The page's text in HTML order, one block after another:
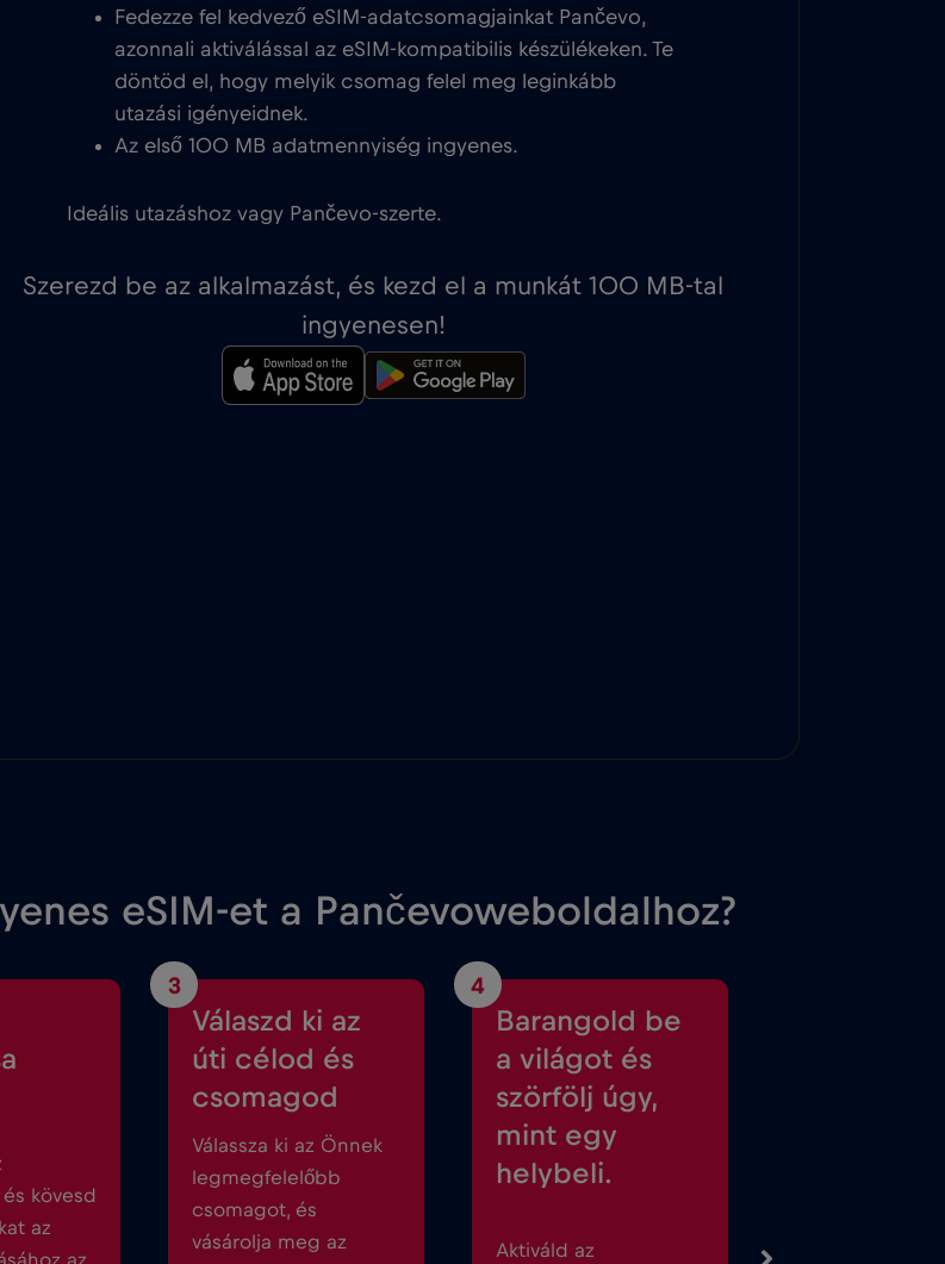
Fedezze fel kedvező eSIM-adatcsomagjainkat Pančevo,
azonnali aktiválással az eSIM-kompatibilis készülékeken. Te
döntöd el, hogy melyik csomag felel meg leginkább
utazási igényeidnek.
Az első 100 MB adatmennyiség ingyenes.
Ideális utazáshoz vagy Pančevo-szerte.
Szerezd be az alkalmazást, és kezd el a munkát 100 MB-tal
ingyenesen!
eSIM-et a Pančevoweboldalhoz?
kövesd
az
az
3
Válaszd ki az
úti célod és
csomagod
Válassza ki az Önnek
legmegfelelőbb
csomagot, és
vásárolja meg az
4
Barangold be
a világot és
szörfölj úgy,
mint egy
helybeli.
Aktiváld az